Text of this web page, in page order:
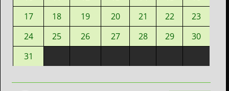
17
18 19 20 21 22
23
24
25 26 27 28 29
30
31